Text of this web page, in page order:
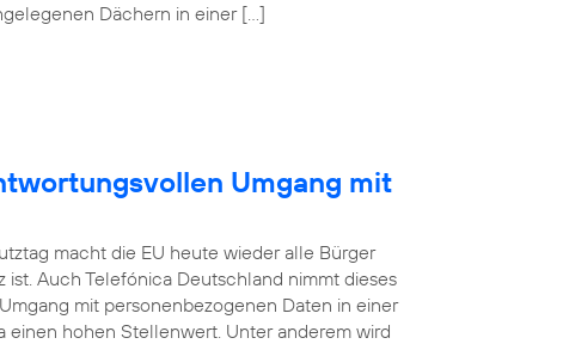
Dächern in einer […]
Umgang mit
macht die EU heute wieder alle Bürger
Auch Telefónica Deutschland nimmt dieses
mit personenbezogenen Daten in einer
hohen Stellenwert. Unter anderem wird